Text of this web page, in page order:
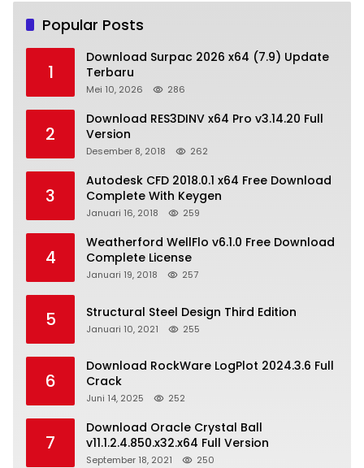
Popular Posts
1
Download Surpac 2026 x64 (7.9) Update
Terbaru
Mei 10, 2026 286
2
Download RES3DINV x64 Pro v3.14.20 Full
Version
Desember 8, 2018 262
3
Autodesk CFD 2018.0.1 x64 Free Download
Complete With Keygen
Januari 16, 2018 259
4
Weatherford WellFlo v6.1.0 Free Download
Complete License
Januari 19, 2018 257
5 Structural Steel Design Third Edition
Januari 10, 2021 255
6
Download RockWare LogPlot 2024.3.6 Full
Crack
Juni 14, 2025 252
7
Download Oracle Crystal Ball
v11.1.2.4.850.x32.x64 Full Version
September 18, 2021 250